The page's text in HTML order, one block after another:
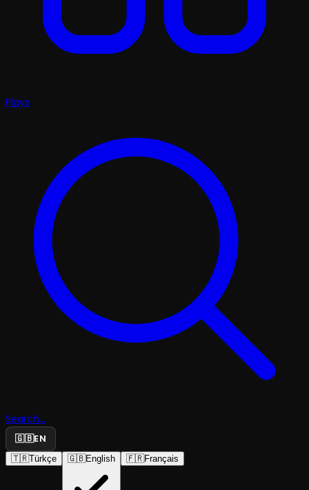
Plays
Search...
🇬🇧EN
🇹🇷Türkçe 🇬🇧English 🇫🇷Français